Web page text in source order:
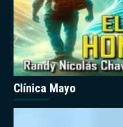
Clínica Mayo